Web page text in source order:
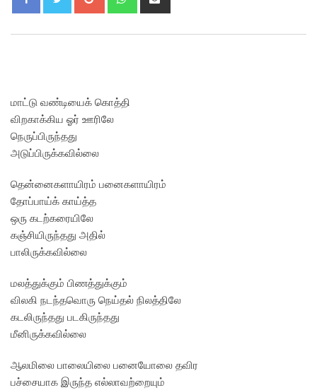
மாட்டு வண்டியைக் கொத்தி
விறகாக்கிய ஓர் ஊரிலே
நெருப்பிருந்தது
அடுப்பிருக்கவில்லை
தென்னைகளாயிரம் பனைகளாயிரம்
தோப்பாய்க் காய்த்த
ஒரு கடற்கரையிலே
கஞ்சியிருந்தது அதில்
பாலிருக்கவில்லை
மலத்துக்கும் பிணத்துக்கும்
விலகி நடந்தவொரு நெய்தல் நிலத்திலே
கடலிருந்தது படகிருந்தது
மீனிருக்கவில்லை
ஆலமிலை பாலையிலை பனையோலை தவிர
பச்சையாக இருந்த எல்லாவற்றையும்